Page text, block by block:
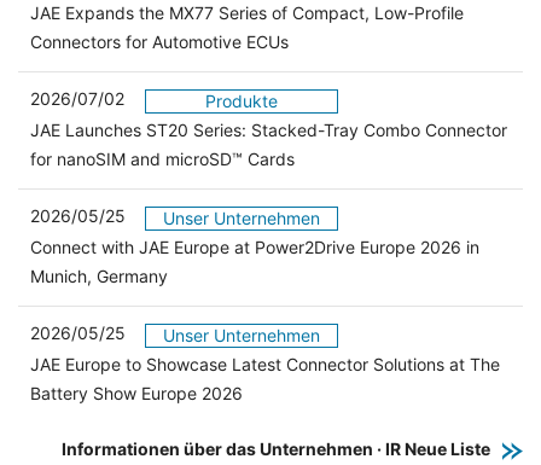
JAE Expands the MX77 Series of Compact, Low-Profile
Connectors for Automotive ECUs
2026/07/02
Produkte
JAE Launches ST20 Series: Stacked-Tray Combo Connector
for nanoSIM and microSD™ Cards
2026/05/25
Unser Unternehmen
Connect with JAE Europe at Power2Drive Europe 2026 in
Munich, Germany
2026/05/25
Unser Unternehmen
JAE Europe to Showcase Latest Connector Solutions at The
Battery Show Europe 2026
Informationen über das Unternehmen · IR Neue Liste